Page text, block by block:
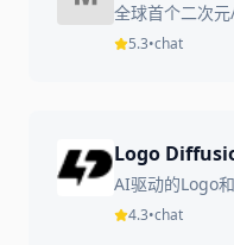
全球首个二次
5.3•chat
Logo
AI驱动的Logo
4.3•chat